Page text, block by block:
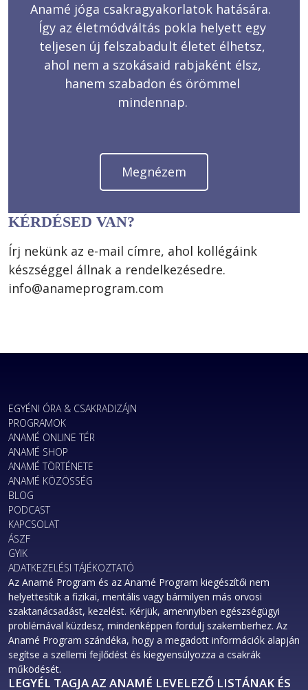
Anamé jóga csakragyakorlatok hatására.
Így az életmódváltás pokla helyett egy
teljesen új felszabadult életet élhetsz,
ahol nem a szokásaid rabjaként élsz,
hanem szabadon és örömmel
mindennap.
Megnézem
KÉRDÉSED VAN?
Írj nekünk az e-mail címre, ahol kollégáink
készséggel állnak a rendelkezésedre.
info@anameprogram.com
EGYÉNI ÓRA & CSAKRADIZÁJN
PROGRAMOK
ANAMÉ ONLINE TÉR
ANAMÉ SHOP
ANAMÉ TÖRTÉNETE
ANAMÉ KÖZÖSSÉG
BLOG
PODCAST
KAPCSOLAT
ÁSZF
GYIK
ADATKEZELÉSI TÁJÉKOZTATÓ
Az Anamé Program és az Anamé Program kiegészítői nem
helyettesítik a fizikai, mentális vagy bármilyen más orvosi
szaktanácsadást, kezelést. Kérjük, amennyiben egészségügyi
problémával küzdesz, mindenképpen fordulj szakemberhez. Az
Anamé Program szándéka, hogy a megadott információk alapján
segítse a szellemi fejlődést és kiegyensúlyozza a csakrák
működését.
LEGYÉL TAGJA AZ ANAMÉ LEVELEZŐ LISTÁNAK ÉS